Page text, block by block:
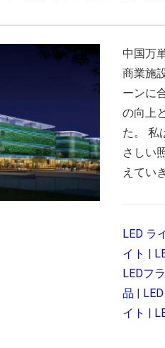
中国万
商業施
ーンに
の向上
た。 私
さしい
えてい
LED ラ
イト |
LEDフ
品 |
イト |